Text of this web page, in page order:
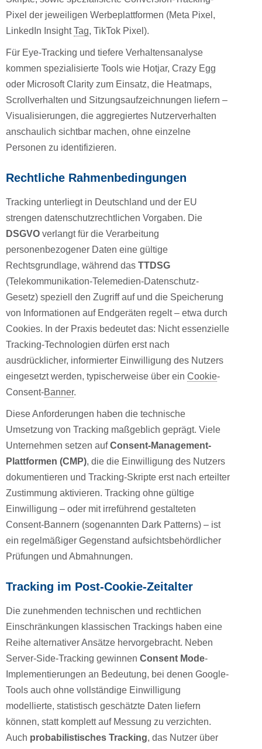
Pixel der jeweiligen Werbeplattformen (Meta Pixel,
LinkedIn InsightTag, TikTok Pixel).
Für Eye-Tracking und tiefere Verhaltensanalyse
kommen spezialisierte Tools wie Hotjar, Crazy Egg
oder Microsoft Clarity zum Einsatz, die Heatmaps,
Scrollverhalten und Sitzungsaufzeichnungen liefern –
Visualisierungen, die aggregiertes Nutzerverhalten
anschaulich sichtbar machen, ohne einzelne
Personen zu identifizieren.
Rechtliche Rahmenbedingungen
Tracking unterliegt in Deutschland und der EU
strengen datenschutzrechtlichen Vorgaben. Die
DSGVO verlangt für die Verarbeitung
personenbezogener Daten eine gültige
Rechtsgrundlage, während das TTDSG
(Telekommunikation-Telemedien-Datenschutz-
Gesetz) speziell den Zugriff auf und die Speicherung
von Informationen auf Endgeräten regelt – etwa durch
Cookies. In der Praxis bedeutet das: Nicht essenzielle
Tracking-Technologien dürfen erst nach
ausdrücklicher, informierter Einwilligung des Nutzers
eingesetzt werden, typischerweise über ein Cookie-
Consent-Banner.
Diese Anforderungen haben die technische
Umsetzung von Tracking maßgeblich geprägt. Viele
Unternehmen setzen aufConsent-Management-
Plattformen (CMP), die die Einwilligung des Nutzers
dokumentieren und Tracking-Skripte erst nach erteilter
Zustimmung aktivieren. Tracking ohne gültige
Einwilligung – oder mit irreführend gestalteten
Consent-Bannern (sogenannten Dark Patterns) – ist
ein regelmäßiger Gegenstand aufsichtsbehördlicher
Prüfungen und Abmahnungen.
Tracking im Post-Cookie-Zeitalter
Die zunehmenden technischen und rechtlichen
Einschränkungen klassischen Trackings haben eine
Reihe alternativer Ansätze hervorgebracht. Neben
Server-Side-Tracking gewinnen Consent Mode-
Implementierungen an Bedeutung, bei denen Google-
Tools auch ohne vollständige Einwilligung
modellierte, statistisch geschätzte Daten liefern
können, statt komplett auf Messung zu verzichten.
Auch probabilistisches Tracking, das Nutzer über